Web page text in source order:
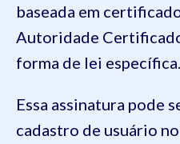
baseada em
Autoridade
forma de lei específica.
Essa assinatura pode
cadastro de usuário